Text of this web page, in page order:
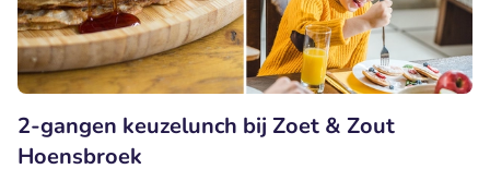
2-gangen keuzelunch bij Zoet & Zout
Hoensbroek